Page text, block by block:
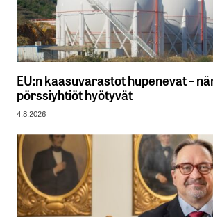
EU:n kaasuvarastot hupenevat –
pörssiyhtiöt hyötyvät
4.8.2026